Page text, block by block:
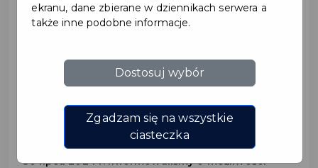
DLA GOSPODARSTW
DOMOWYCH - WAŻNE
PRZYPOMNIENIE
30 lipca 2024 r. informowaliśmy o możliwości
ekranu, dane zbierane w dziennikach serwera a
także inne podobne informacje.
Dostosuj wybór
Zgadzam się na wszystkie
ciasteczka